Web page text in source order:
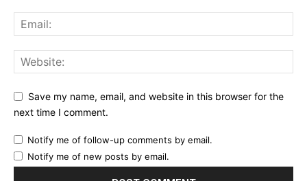
Save my name, email, and website in this browser for the
next time I comment.
Notify me of follow-up comments by email.
Notify me of new posts by email.